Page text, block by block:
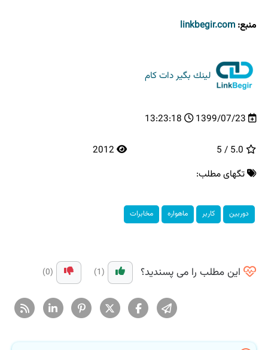
منبع: linkbegir.com
لینك بگیر دات كام
1399/07/23
13:23:18
تگهای مطلب:
دوربین كاربر ماهواره مخابرات
این مطلب را می پسندید؟ (1)
(0)